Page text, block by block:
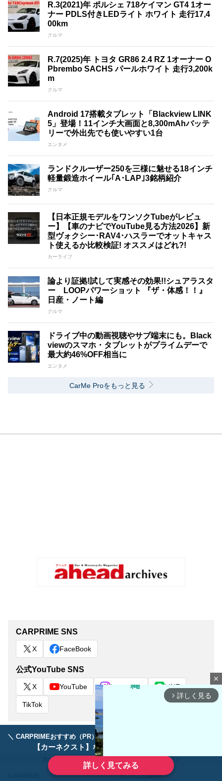
＼ CARPRIMEおすすめ（PR） ／
【カーネクスト】ならどんなクルマも高価買取
詳しく見てみる
R.3(2021)年 ポルシェ 718ケイマン GT4 1オー
ナー PDLS付きLEDライト ホワイト 走行17,4
00km
クルマ
R.7(2025)年 トヨタ GR86 2.4 RZ 1オーナー O
Pbrembo SACHS パールホワイト 走行3,200k
m
クルマ
Android 17搭載タブレット「Blackview LINK
5」登場！11インチ大画面と8,300mAhバッテ
リーで外出先でも使いやすい1台
エンタメ
ランドクルーザー250を三様に魅せる18インチ
軽量鍛造ホイール｢A･LAP｣3銘柄紹介
クルマ
【日本正規モデルをワンソクTubeがレビュ
ー】【車のナビでYouTube見る方法2026】新
型ヴォクシー･RAV4･ハスラーでオットキャス
ト使えるか比較検証! オススメはどれ?!
カーライフ
論より証拠!試して実感その効果!!シュアラスタ
ー LOOPパワーショット 『ザ・体感！！』
日産・ノート編
クルマ
ドライブ中の動画視聴やサブ端末にも。Black
viewのスマホ・タブレットがプライムデーで
最大約46%OFF相当に
エンタメ
CarMe Proをもっと見る
CARPRIME SNS
X FaceBook
公式YouTube SNS
X YouTube Instagram LINE
TikTok
カーライフを楽しむ全ての人に クルマ情報マガジン
カスタムCarMe
close
arrow_forward_ios 詳しく見る